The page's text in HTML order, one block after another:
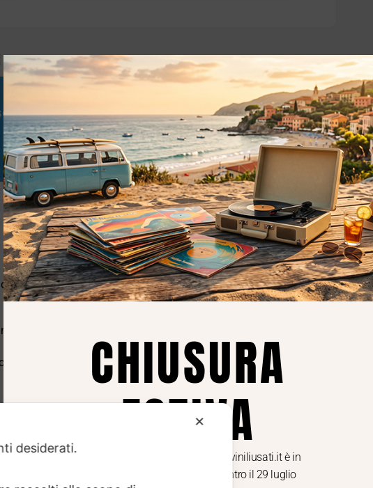
potremmo essere interessati!
valutazione dei
po’ di storia.
vinili
Privacy
Privacy Policy
Cookie Policy (UE)
✕
desiderati.
CHIUSURA
ESTIVA
Dal 29 luglio al 31 agosto venditaviniliusati.it è in
pausa estiva. Gli ordini ricevuti entro il 29 luglio